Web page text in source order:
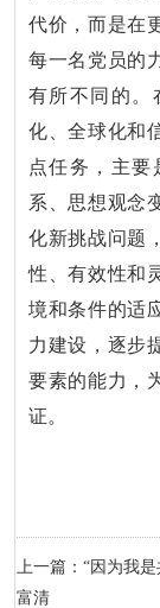
代价，而是在
每一名党员的
有所不同的。
化、全球化和
点任务，主要
系、思想观念
化新挑战问题
性、有效性和
境和条件的适
力建设，逐步
要素的能力，
证。
上一篇：“因为我
富清